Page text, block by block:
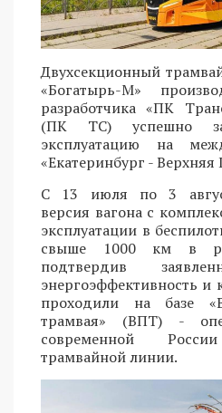
Двухсекционный
«Богатырь-М»
разработчика «ПК
(ПК ТС) успешно
эксплуатацию на
«Екатеринбург -
С 13 июля по 3
версия вагона с
эксплуатации в
свыше 1000 км в
подтвердив
энергоэффективность
проходили на базе
трамвая» (ВПТ) -
современной
трамвайной линии.